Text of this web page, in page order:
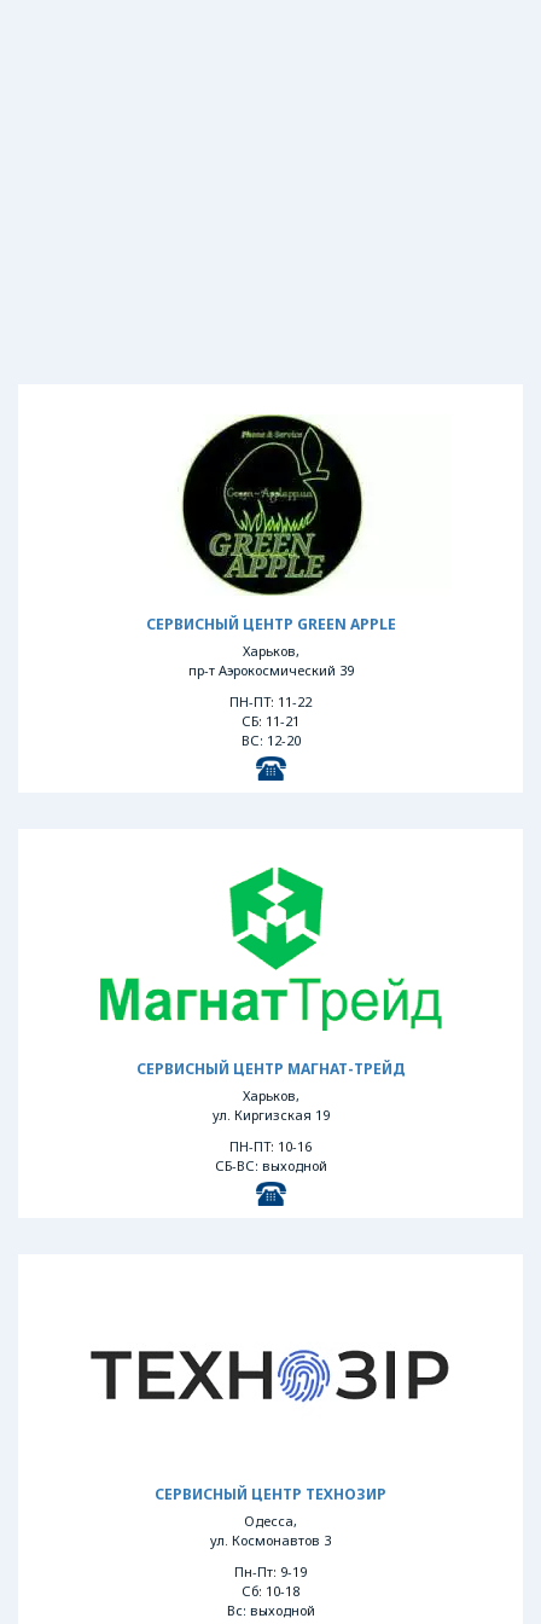
СЕРВИСНЫЙ ЦЕНТР GREEN APPLE
Харьков,
пр-т Аэрокосмический 39
ПН-ПТ: 11-22
СБ: 11-21
ВС: 12-20
СЕРВИСНЫЙ ЦЕНТР МАГНАТ-ТРЕЙД
Харьков,
ул. Киргизская 19
ПН-ПТ: 10-16
СБ-ВС: выходной
СЕРВИСНЫЙ ЦЕНТР ТЕХНОЗИР
Одесса,
ул. Космонавтов 3
Пн-Пт: 9-19
Сб: 10-18
Вс: выходной